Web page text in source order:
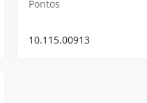
Pontos
10.115.00913